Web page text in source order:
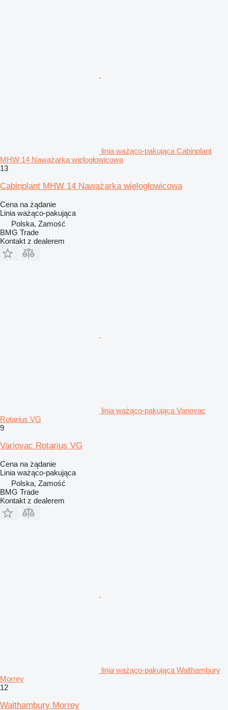
linia ważąco-pakująca Cabinplant
MHW 14 Naważarka wielogłowicowa
13
Cabinplant MHW 14 Naważarka wielogłowicowa
Cena na żądanie
Linia ważąco-pakująca
Polska, Zamość
BMG Trade
Kontakt z dealerem
linia ważąco-pakująca Variovac
Rotarius VG
9
Variovac Rotarius VG
Cena na żądanie
Linia ważąco-pakująca
Polska, Zamość
BMG Trade
Kontakt z dealerem
linia ważąco-pakująca Walthambury
Morrey
12
Walthambury Morrey